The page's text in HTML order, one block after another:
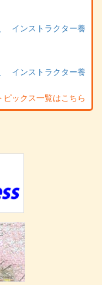
インストラクター養
インストラクター養
ピックス一覧はこちら